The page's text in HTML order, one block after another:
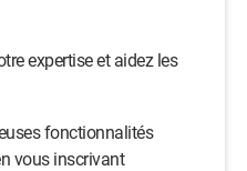
expertise et aidez les
fonctionnalités
vous inscrivant